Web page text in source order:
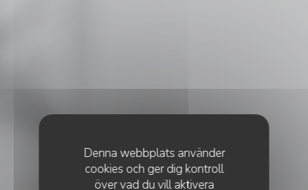
Denna webbplats använder
cookies och ger dig kontroll
över vad du vill aktivera